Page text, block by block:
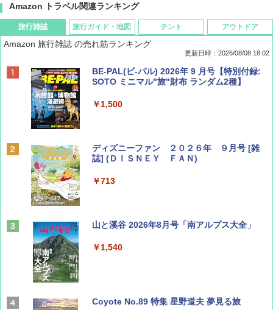
Amazon トラベル関連ランキング
旅行雑誌
Amazon 旅行雑誌 の売れ筋ランキング
更新日時：2026/08/08 18:02
BE-PAL(ビ-パル) 2026年 9 月号【特別付録:
SOTO ミニマル"旅"財布 ランダム2種】
￥1,500
ディズニーファン ２０２６年 ９月号 [雑
誌] (ＤＩＳＮＥＹ ＦＡＮ)
￥713
山と溪谷 2026年8月号「南アルプス大全」
￥1,540
Coyote No.89 特集 星野道夫 夢見る旅
旅行ガイド・地図 テント アウトドア